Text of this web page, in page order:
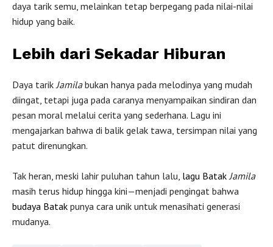
daya tarik semu, melainkan tetap berpegang pada nilai-nilai
hidup yang baik.
Lebih dari Sekadar Hiburan
Daya tarikJamilabukan hanya pada melodinya yang mudah
diingat, tetapi juga pada caranya menyampaikan sindiran dan
pesan moral melalui cerita yang sederhana. Lagu ini
mengajarkan bahwa di balik gelak tawa, tersimpan nilai yang
patut direnungkan.
Tak heran, meski lahir puluhan tahun lalu, lagu Batak Jamila
masih terus hidup hingga kini—menjadi pengingat bahwa
budaya Batak punya cara unik untuk menasihati generasi
mudanya.